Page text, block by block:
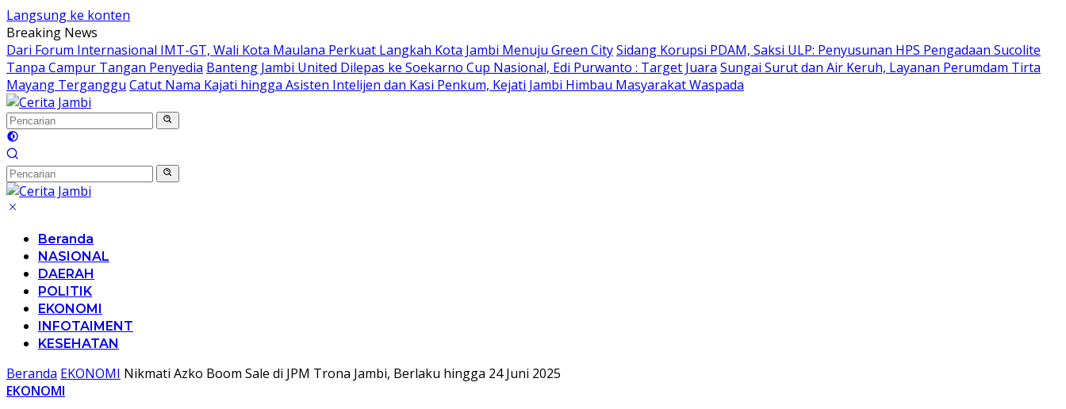
Langsung ke konten
Breaking News
Dari Forum Internasional IMT-GT, Wali Kota Maulana Perkuat Langkah Kota Jambi Menuju Green CitySidang Korupsi PDAM, Saksi ULP: Penyusunan HPS Pengadaan Sucolite
Tanpa Campur Tangan Penyedia Banteng Jambi United Dilepas ke Soekarno Cup Nasional, Edi Purwanto : Target Juara Sungai Surut dan Air Keruh, Layanan Perumdam Tirta
Mayang Terganggu Catut Nama Kajati hingga Asisten Intelijen dan Kasi Penkum, Kejati Jambi Himbau Masyarakat Waspada
Beranda
NASIONAL
DAERAH
POLITIK
EKONOMI
INFOTAIMENT
KESEHATAN
Beranda EKONOMI Nikmati Azko Boom Sale di JPM Trona Jambi, Berlaku hingga 24 Juni 2025
EKONOMI